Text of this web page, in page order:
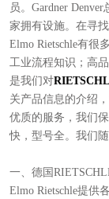
员。Gardner
家拥有设施。在寻
Elmo Rietschle有很
工业流程知识；高
是我们对
关产品信息的介绍
优质的服务，我们
快，型号全。我们
一、德国
Elmo Rietschle提供